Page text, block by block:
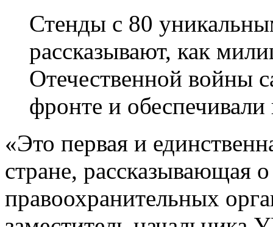
Стенды с 80
рассказывают, как
Отечественной войны
фронте и
«Это первая и
стране, рассказывающая
правоохранительных